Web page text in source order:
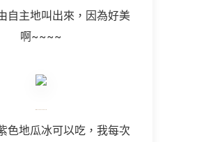
自主地叫出來，因為好美
啊~~~~
色地瓜冰可以吃，我每次